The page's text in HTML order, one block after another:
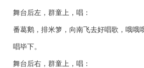
舞台后左，群童上，唱：
番葛鹅，排米箩，向南飞去好唱歌，哦哦哦
唱毕下。
舞台后右，群童上，唱：